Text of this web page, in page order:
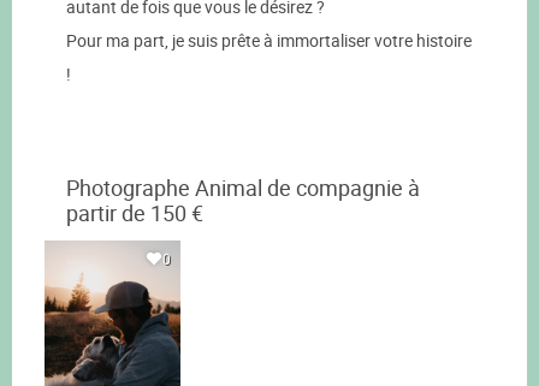
autant de fois que vous le désirez ?
Pour ma part, je suis prête à immortaliser votre histoire
!
Photographe Animal de compagnie à
partir de 150 €
0